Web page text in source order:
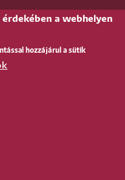
|
a webhelyen
hozzájárul a sütik